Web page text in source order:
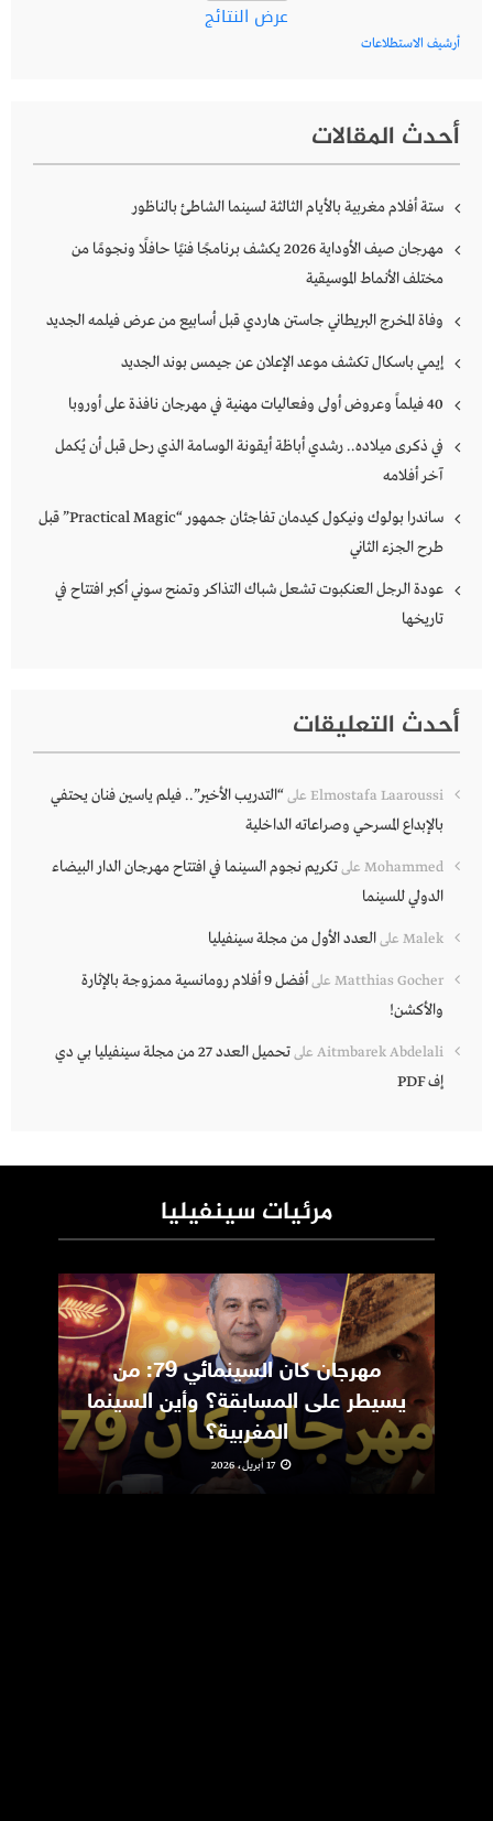
عرض النتائج
أرشيف الاستطلاعات
أحدث المقالات
ستة أفلام مغربية بالأيام الثالثة لسينما الشاطئ بالناظور
مهرجان صيف الأوداية 2026 يكشف برنامجًا فنيًا حافلًا ونجومًا من
مختلف الأنماط الموسيقية
وفاة المخرج البريطاني جاستن هاردي قبل أسابيع من عرض فيلمه الجديد
إيمي باسكال تكشف موعد الإعلان عن جيمس بوند الجديد
40 فيلماً وعروض أولى وفعاليات مهنية في مهرجان نافذة على أوروبا
في ذكرى ميلاده.. رشدي أباظة أيقونة الوسامة الذي رحل قبل أن يُكمل
آخر أفلامه
ساندرا بولوك ونيكول كيدمان تفاجئان جمهور “Practical Magic” قبل
طرح الجزء الثاني
عودة الرجل العنكبوت تشعل شباك التذاكر وتمنح سوني أكبر افتتاح في
تاريخها
أحدث التعليقات
Elmostafa Laaroussi على“التدريب الأخير”.. فيلم ياسين فنان يحتفي
بالإبداع المسرحي وصراعاته الداخلية
Mohammed علىتكريم نجوم السينما في افتتاح مهرجان الدار البيضاء
الدولي للسينما
Malek علىالعدد الأول من مجلة سينفيليا
Matthias Gocher على
أفضل 9 أفلام رومانسية ممزوجة بالإثارة
والأكشن!
Aitmbarek Abdelali على
تحميل العدد 27 من مجلة سينفيليا بي دي
إف PDF
مرئيات سينفيليا
مهرجان كان السينمائي 79: من
يسيطر على المسابقة؟ وأين السينما
المغربية؟
17 أبريل، 2026